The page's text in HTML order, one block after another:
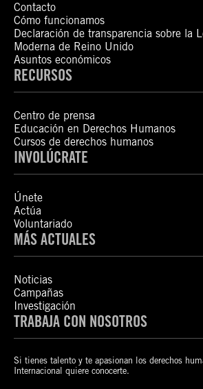
Contacto
Cómo funcionamos
Declaración de transparencia sobre la
Moderna de Reino Unido
Asuntos económicos
RECURSOS
Centro de prensa
Educación en Derechos Humanos
Cursos de derechos humanos
INVOLÚCRATE
Únete
Actúa
Voluntariado
MÁS ACTUALES
Noticias
Campañas
Investigación
TRABAJA CON NOSOTROS
Si tienes talento y te apasionan los derechos
Internacional quiere conocerte.